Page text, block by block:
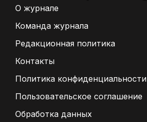
О журнале
Команда журнала
Редакционная политика
Контакты
Политика конфиденциальности
Пользовательское соглашение
Обработка данных